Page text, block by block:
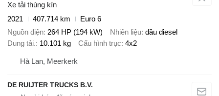
Xe tải thùng kín
2021
407.714 km
Euro 6
Nguồn điện 264 HP (194 kW) Nhiên liệu dầu diesel
Dung tải. 10.101 kg Cấu hình trục 4x2
Hà Lan, Meerkerk
DE RUIJTER TRUCKS B.V.